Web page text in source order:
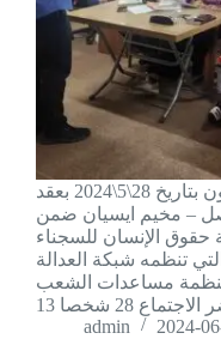
قامت منظمة غصن الزيتون بتاريخ 28\5\2024 بعقد
– مخيم ايسيان ضمن
الإنسان للسجناء
تنظمه شبكة العدالة
مساعدات الشعب
admin
2024-